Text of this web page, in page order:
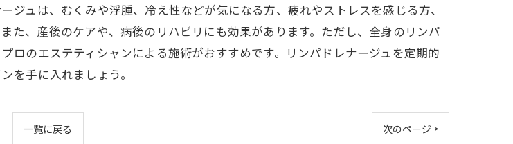
ュは、むくみや浮腫、冷え性などが気になる方、疲れやストレスを感じる方、
た、産後のケアや、病後のリハビリにも効果があります。ただし、全身のリンパ
ロのエステティシャンによる施術がおすすめです。リンパドレナージュを定期的
を手に入れましょう。
一覧に戻る 次のページ >